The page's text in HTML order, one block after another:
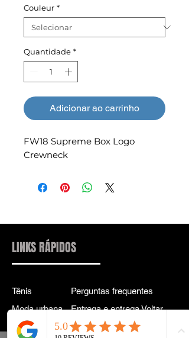
Couleur *
Quantidade *
Adicionar ao carrinho
FW18 Supreme Box Logo
Crewneck
LINKS RÁPIDOS
Tênis
Moda urbana
Acessórios
Perguntas frequentes
Entrega e entrega Voltar
política de Privacidade